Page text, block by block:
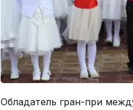
Обладатель гран-при